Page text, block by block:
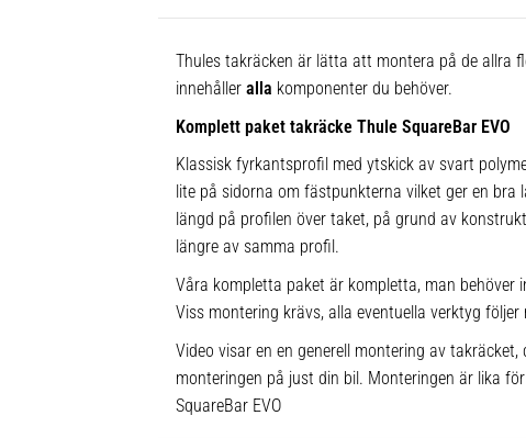
Thules takräcken är lätta att montera på de allra
innehåller alla komponenter du behöver.
Komplett paket takräcke Thule SquareBar EVO
Klassisk fyrkantsprofil med ytskick av svart
lite på sidorna om fästpunkterna vilket ger en
längd på profilen över taket, på grund av
längre av samma profil.
Våra kompletta paket är kompletta, man behöver
Viss montering krävs, alla eventuella verktyg följer
Video visar en en generell montering av
monteringen på just din bil. Monteringen är lika
SquareBar EVO